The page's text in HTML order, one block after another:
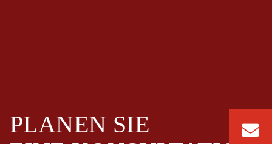
PLANEN SIE